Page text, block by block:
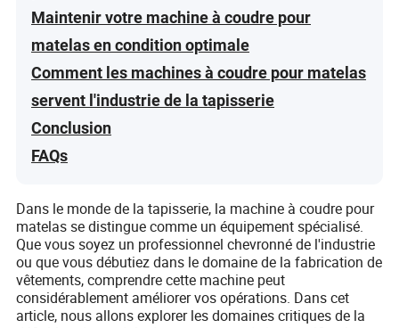
Maintenir votre machine à coudre pour
matelas en condition optimale
Comment les machines à coudre pour matelas
servent l'industrie de la tapisserie
Conclusion
FAQs
Dans le monde de la tapisserie, la machine à coudre pour
matelas se distingue comme un équipement spécialisé.
Que vous soyez un professionnel chevronné de l'industrie
ou que vous débutiez dans le domaine de la fabrication de
vêtements, comprendre cette machine peut
considérablement améliorer vos opérations. Dans cet
article, nous allons explorer les domaines critiques de la